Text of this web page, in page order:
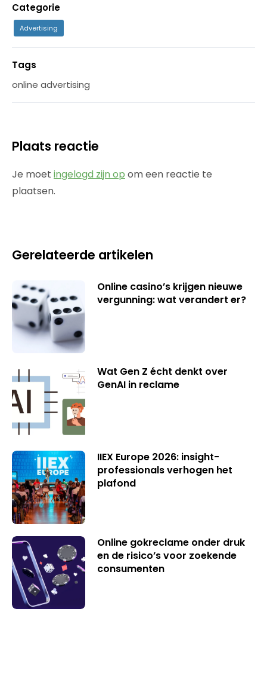
Categorie
Advertising
Tags
online advertising
Plaats reactie
Je moet ingelogd zijn op om een reactie te
plaatsen.
Gerelateerde artikelen
Online casino’s krijgen nieuwe
vergunning: wat verandert er?
Wat Gen Z écht denkt over
GenAI in reclame
IIEX Europe 2026: insight-
professionals verhogen het
plafond
Online gokreclame onder druk
en de risico’s voor zoekende
consumenten